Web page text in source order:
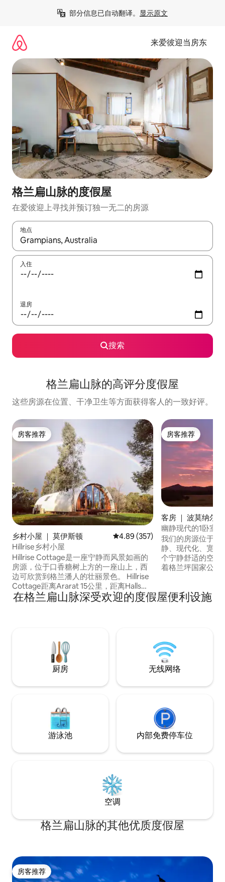
部分信息已自动翻译。 显示原文
来爱彼迎当房东
格兰扁山脉的度假屋
在爱彼迎上寻找并预订独一无二的房源
地点
如有搜索结果，请使用上下方向键查看，或通过点击或滑动手势
入住
退房
搜索
格兰扁山脉的高评分度假屋
这些房源在位置、干净卫生等方面获得客人的一致好评。
房客推荐
房客推荐
乡村小屋 ｜ 莫伊斯顿 平均评分 4.89 分（满分 5 分），
4.89 (357)
Hillrise乡村小屋
Hillrise Cottage是一座宁静而风景如画的
房源，位于口香糖树上方的一座山上，西
边可欣赏到格兰潘人的壮丽景色。 Hillrise
Cottage距离Ararat 15公里，距离Halls
Gap 30公里，非常适合探索美丽的
Grampians地区（ 30分钟路程）、探索当
物。 Hillrise位于墨尔本以西2.5小时车程。
房客推荐
房客推荐
客房 ｜ 波莫纳尔
幽静现代的1卧室
我们的房源位于格
静、现代化、宽敞的
个宁静舒适的空间里放
着格兰坪国家公园
生动物跳过。 我们的度假胜地是安静度假
的理想场所。 我
在格兰扁山脉深受欢迎的度假屋便利设施
厨房 无线网络
游泳池 内部免费停车位
空调
格兰扁山脉的其他优质度假屋
房客推荐
房客推荐